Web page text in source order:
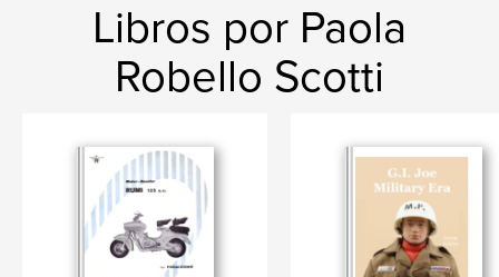
Libros por Paola
Robello Scotti